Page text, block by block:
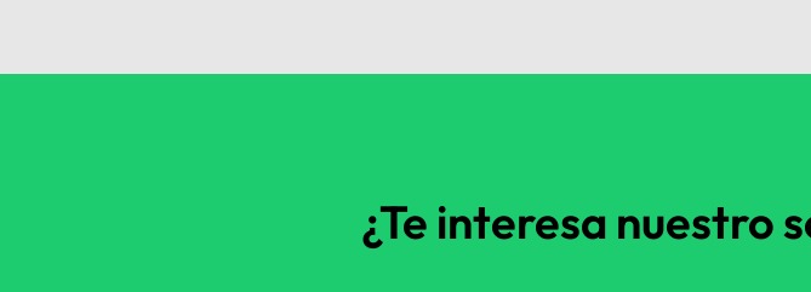
¿Te interesa nuestro